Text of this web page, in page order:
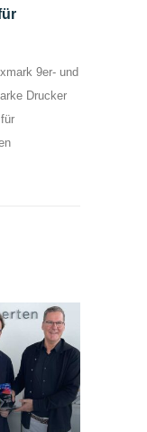
9er- und
Drucker